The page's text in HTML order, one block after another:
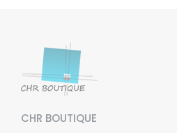
CHR BOUTIQUE